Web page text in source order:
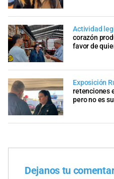
Actividad
corazón
favor de
Exposición
retenciones
pero no es
Dejanos tu